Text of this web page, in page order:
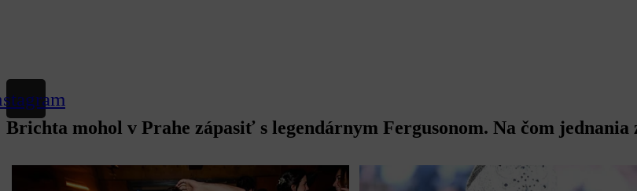
Brichta mohol v Prahe zápasiť s legendárnym Fergusonom. Na čom jednania